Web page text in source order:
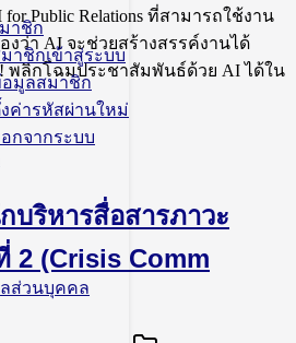
าชิก
าชิกเข้าสู่ระบบ
มูลสมาชิก
ค่ารหัสผ่านใหม่
กจากระบบ
ส่วนบุคคล
Public Relations ที่สามารถใช้งาน
งว่า AI จะช่วยสร้างสรรค์งานได้
พลิกโฉมประชาสัมพันธ์ด้วย AI ได้ใน
บริหารสื่อสารภาวะ
2 (Crisis Comm